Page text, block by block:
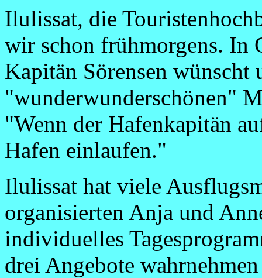
Ilulissat, die
wir schon frühmorgens. In
Kapitän Sörensen wünscht
"wunderwunderschönen"
"Wenn der Hafenkapitän
Hafen einlaufen."
Ilulissat hat viele
organisierten Anja und
individuelles
drei Angebote